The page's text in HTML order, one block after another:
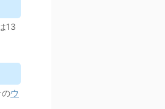
13
のウ